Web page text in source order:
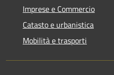
Imprese e Commercio
Catasto e urbanistica
Mobilità e trasporti